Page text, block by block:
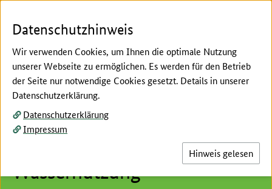
Hier beginnt der Hauptinhalt dieser Seite
Geschützter Erdbeeranbau
Wassernutzung
Erdbeeren und Wassereinsparung
Datenschutzhinweis
Wir verwenden Cookies, um Ihnen die optimale Nutzung
unserer Webseite zu ermöglichen. Es werden für den Betrieb
der Seite nur notwendige Cookies gesetzt. Details in unserer
Datenschutzerklärung.
Datenschutzerklärung
Impressum
Hinweis gelesen